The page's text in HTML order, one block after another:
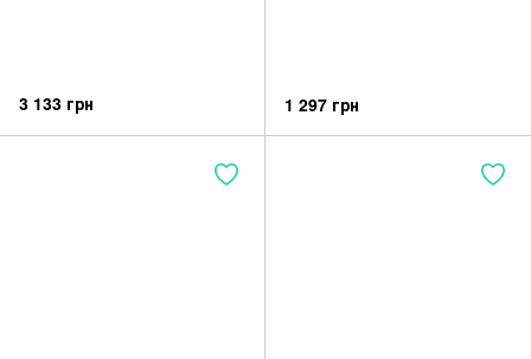
3 133 грн 1 297 грн